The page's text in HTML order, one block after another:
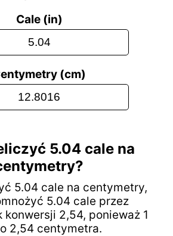
Cale (in)
(cm)
5.04 cale na
5.04 cale na centymetry,
5.04 cale przez
konwersji 2,54, ponieważ 1
2,54 centymetra.